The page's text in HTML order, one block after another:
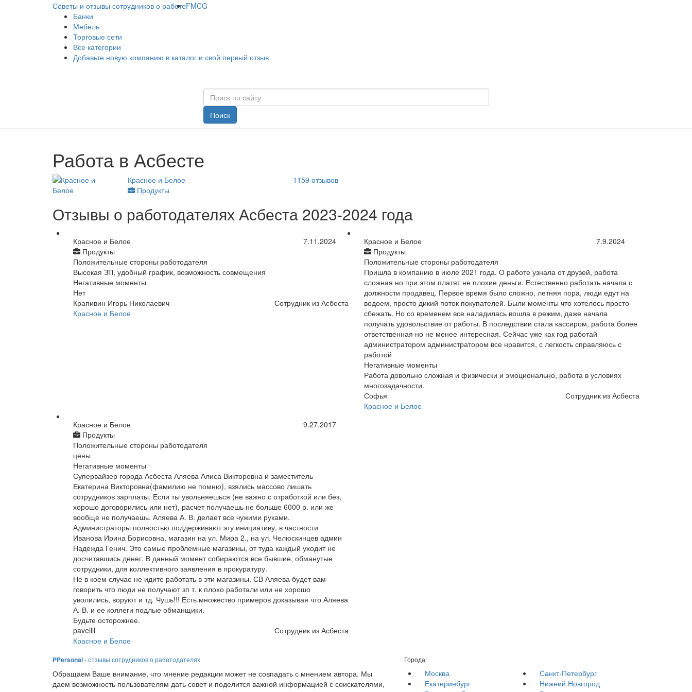
Советы и отзывы сотрудников о работеFMCG
Банки
Мебель
Торговые сети
Все категории
Добавьте новую компанию в каталог и свой первый отзыв
Поиск
Работа в Асбесте
Красное и Белое
Продукты
1159 отзывов
Отзывы о работодателях Асбеста 2023-2024 года
Красное и Белое
Продукты
7.11.2024
Положительные стороны работодателя
Высокая ЗП, удобный график, возможность совмещения
Негативные моменты
Нет
Крапивин Игорь Николаевич
Сотрудник из Асбеста
Красное и Белое
Красное и Белое
Продукты
7.9.2024
Положительные стороны работодателя
Пришла в компанию в июле 2021 года. О работе узнала от друзей, работа
сложная но при этом платят не плохие деньги. Естественно работать начала с
должности продавец. Первое время было сложно, летняя пора, люди едут на
водоем, просто дикий поток покупателей. Были моменты что хотелось просто
сбежать. Но со временем все наладилась вошла в режим, даже начала
получать удовольствие от работы. В последствии стала кассиром, работа более
ответственная но не менее интересная. Сейчас уже как год работай
администратором администратором все нравится, с легкость справляюсь с
работой
Негативные моменты
Работа довольно сложная и физически и эмоционально, работа в условиях
многозадачности.
Софья
Сотрудник из Асбеста
Красное и Белое
Красное и Белое
Продукты
9.27.2017
Положительные стороны работодателя
цены
Негативные моменты
Супервайзер города Асбеста Аляева Алиса Викторовна и заместитель
Екатерина Викторовна(фамилию не помню), взялись массово лишать
сотрудников зарплаты. Если ты увольняешься (не важно с отработкой или без,
хорошо договорились или нет), расчет получаешь не больше 6000 р. или же
вообще не получаешь. Аляева А. В. делает все чужими руками.
Администраторы полностью поддерживают эту инициативу, в частности
Иванова Ирина Борисовна, магазин на ул. Мира 2., на ул. Челюскинцев админ
Надежда Генич. Это самые проблемные магазины, от туда каждый уходит не
досчитавшись денег. В данный момент собираются все бывшие, обманутые
сотрудники, для коллективного заявления в прокуратуру.
Не в коем случае не идите работать в эти магазины. СВ Аляева будет вам
говорить что люди не получают зп т. к плохо работали или не хорошо
уволились, воруют и тд. Чушь!!! Есть множество примеров доказывая что Аляева
А. В. и ее коллеги подлые обманщики.
Будьте осторожнее.
pavellll
Сотрудник из Асбеста
Красное и Белое
PPersonal- отзывы сотрудников о работодателях
Обращаем Ваше внимание, что мнение редакции может не совпадать с мнением автора. Мы
даем возможность пользователям дать совет и поделится важной информацией с соискателями,
Города
Москва
Санкт-Петербург
Екатеринбург
Нижний Новгород